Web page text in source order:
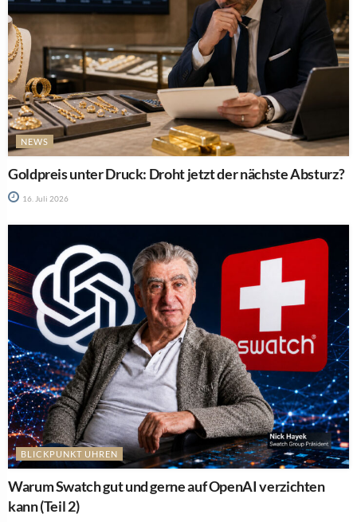
NEWS
Goldpreis unter Druck: Droht jetzt der nächste Absturz?
16. Juli 2026
BLICKPUNKT UHREN
Warum Swatch gut und gerne auf OpenAI verzichten
kann (Teil 2)